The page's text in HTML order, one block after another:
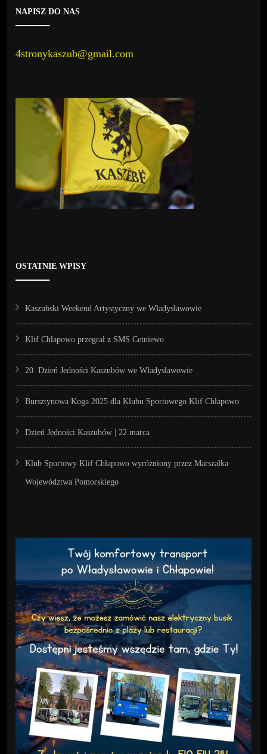
NAPISZ DO NAS
4stronykaszub@gmail.com
OSTATNIE WPISY
Kaszubski Weekend Artystyczny we Władysławowie
Klif Chłapowo przegrał z SMS Cetniewo
20. Dzień Jedności Kaszubów we Władysławowie
Bursztynowa Koga 2025 dla Klubu Sportowego Klif Chłapowo
Dzień Jedności Kaszubów | 22 marca
Klub Sportowy Klif Chłapowo wyróżniony przez Marszałka
Województwa Pomorskiego